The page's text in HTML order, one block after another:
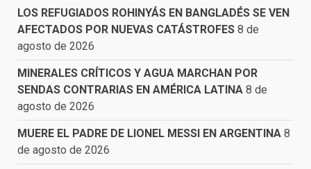
LOS REFUGIADOS ROHINYÁS EN BANGLADÉS SE VEN
AFECTADOS POR NUEVAS CATÁSTROFES 8 de
agosto de 2026
MINERALES CRÍTICOS Y AGUA MARCHAN POR
SENDAS CONTRARIAS EN AMÉRICA LATINA 8 de
agosto de 2026
MUERE EL PADRE DE LIONEL MESSI EN ARGENTINA 8
de agosto de 2026